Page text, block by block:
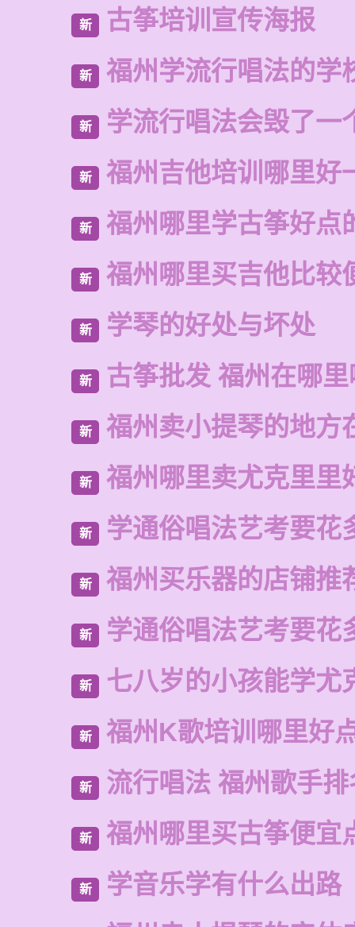
新 古筝培训宣传海报
新 福州学流行唱法的学
新 学流行唱法会毁了一
新 福州吉他培训哪里好
新 福州哪里学古筝好点
新 福州哪里买吉他比较
新 学琴的好处与坏处
新 古筝批发 福州在哪
新 福州卖小提琴的地方
新 福州哪里卖尤克里里
新 学通俗唱法艺考要花
新 福州买乐器的店铺推
新 学通俗唱法艺考要花
新 七八岁的小孩能学尤
新 福州K歌培训哪里好
新 流行唱法 福州歌手
新 福州哪里买古筝便宜
新 学音乐学有什么出路